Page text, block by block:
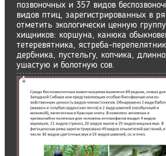
позвоночных и 357 видов
видов птиц, зарегистрированных в
отметить экологически ценную
хищников: коршуна, ка­нюка
тетеревятника, ястреба-
дербника, пустельгу, копчика,
ушастую и болотную сов.